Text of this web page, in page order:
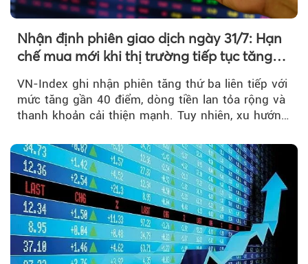
Nhận định phiên giao dịch ngày 31/7: Hạn
chế mua mới khi thị trường tiếp tục tăng
VN-Index ghi nhận phiên tăng thứ ba liên tiếp với
mức tăng gần 40 điểm, dòng tiền lan tỏa rộng và
thanh khoản cải thiện mạnh. Tuy nhiên, xu hướng